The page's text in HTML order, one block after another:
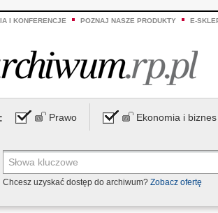
I KONFERENCJE POZNAJ NASZE PRODUKTY E-
Prawo Ekonomia i biznes
Chcesz uzyskać dostęp do archiwum? Zobacz ofertę